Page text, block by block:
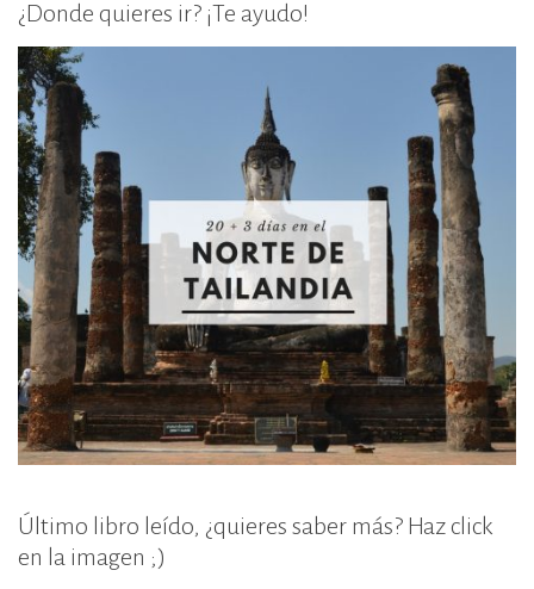
¿Donde quieres ir? ¡Te ayudo!
Último libro leído, ¿quieres saber más? Haz click
en la imagen ;)